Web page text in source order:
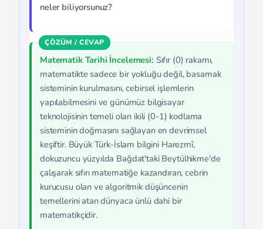
neler biliyorsunuz?
Matematik Tarihi İncelemesi: Sıfır (0) rakamı,
matematikte sadece bir yokluğu değil, basamak
sisteminin kurulmasını, cebirsel işlemlerin
yapılabilmesini ve günümüz bilgisayar
teknolojisinin temeli olan ikili (0-1) kodlama
sisteminin doğmasını sağlayan en devrimsel
keşiftir. Büyük Türk-İslam bilgini Harezmî,
dokuzuncu yüzyılda Bağdat'taki Beytülhikme'de
çalışarak sıfırı matematiğe kazandıran, cebrin
kurucusu olan ve algoritmik düşüncenin
temellerini atan dünyaca ünlü dahi bir
matematikçidir.